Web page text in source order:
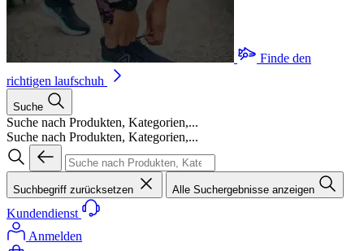
Finde den
richtigen laufschuh
Suche
Suche nach Produkten, Kategorien,...
Suche nach Produkten, Kategorien,...
Suchbegriff zurücksetzen Alle Suchergebnisse anzeigen
Kundendienst
Anmelden